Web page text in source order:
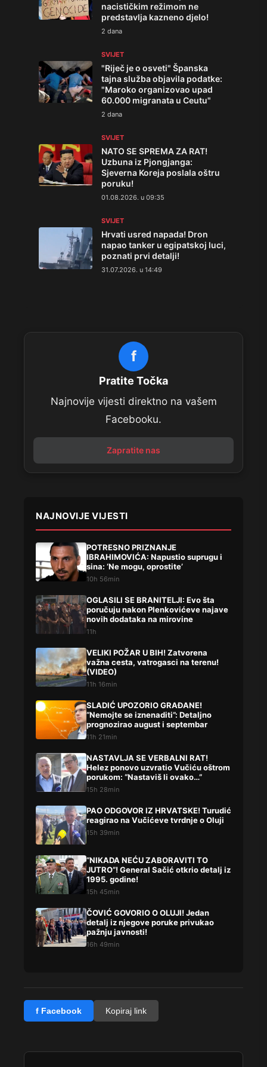
nacističkim režimom ne
predstavlja kazneno djelo!
2 dana
SVIJET
"Riječ je o osveti" Španska
tajna služba objavila podatke:
"Maroko organizovao upad
60.000 migranata u Ceutu"
2 dana
SVIJET
NATO SE SPREMA ZA RAT!
Uzbuna iz Pjongjanga:
Sjeverna Koreja poslala oštru
poruku!
01.08.2026. u 09:35
SVIJET
Hrvati usred napada! Dron
napao tanker u egipatskoj luci,
poznati prvi detalji!
31.07.2026. u 14:49
f
Pratite Točka
Najnovije vijesti direktno na vašem
Facebooku.
Zapratite nas
NAJNOVIJE VIJESTI
POTRESNO PRIZNANJE
IBRAHIMOVIĆA: Napustio suprugu i
sina: ‘Ne mogu, oprostite’
10h 56min
OGLASILI SE BRANITELJI: Evo šta
poručuju nakon Plenkovićeve najave
novih dodataka na mirovine
11h
VELIKI POŽAR U BIH! Zatvorena
važna cesta, vatrogasci na terenu!
(VIDEO)
11h 16min
SLADIĆ UPOZORIO GRAĐANE!
“Nemojte se iznenaditi”: Detaljno
prognozirao august i septembar
11h 21min
NASTAVLJA SE VERBALNI RAT!
Helez ponovo uzvratio Vučiću oštrom
porukom: “Nastaviš li ovako…”
15h 28min
PAO ODGOVOR IZ HRVATSKE! Turudić
reagirao na Vučićeve tvrdnje o Oluji
15h 39min
“NIKADA NEĆU ZABORAVITI TO
JUTRO”! General Sačić otkrio detalj iz
1995. godine!
15h 45min
ČOVIĆ GOVORIO O OLUJI! Jedan
detalj iz njegove poruke privukao
pažnju javnosti!
16h 49min
f Facebook Kopiraj link